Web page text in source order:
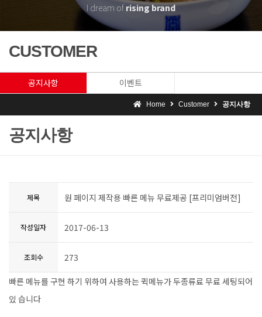
I dream of rising brand
CUSTOMER
공지사항 이벤트
Home Customer 공지사항
공지사항
제목 원 페이지 제작용 빠른 메뉴 무료제공 [프리미엄버전]
작성일자 2017-06-13
조회수 273
빠른 메뉴를 구현 하기 위하여 사용하는 퀵메뉴가 두종류료 무료 세팅되어
있 습니다